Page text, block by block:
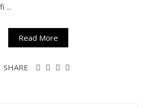
...
Read More
SHARE